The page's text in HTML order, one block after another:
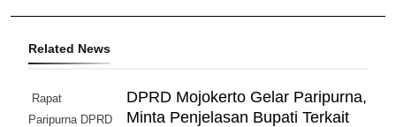
Related News
Rapat
Paripurna DPRD
DPRD Mojokerto Gelar Paripurna,
Minta Penjelasan Bupati Terkait